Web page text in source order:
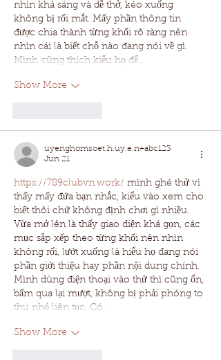
nhìn khá sáng và dễ thở, kéo xuống
không bị rối mắt. Mấy phần thông tin
được chia thành từng khối rõ ràng nên
nhìn cái là biết chỗ nào đang nói về gì.
Mình cũng thích kiểu họ để…
Show More
uyenghomsoet.h.uy.e.n+abc123
Jun 21
https://789clubvn.work/ mình ghé thử vì
thấy mấy đứa bạn nhắc, kiểu vào xem cho
biết thôi chứ không định chơi gì nhiều.
Vừa mở lên là thấy giao diện khá gọn, các
mục sắp xếp theo từng khối nên nhìn
không rối, lướt xuống là hiểu họ đang nói
phần giới thiệu hay phần nội dung chính.
Mình dùng điện thoại vào thử thì cũng ổn,
bấm qua lại mượt, không bị phải phóng to
thu nhỏ liên tục. Có…
Show More